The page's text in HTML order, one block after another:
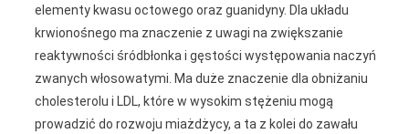
elementy kwasu octowego oraz guanidyny. Dla układu
krwionośnego ma znaczenie z uwagi na zwiększanie
reaktywności śródbłonka i gęstości występowania naczyń
zwanych włosowatymi. Ma duże znaczenie dla obniżaniu
cholesterolu i LDL, które w wysokim stężeniu mogą
prowadzić do rozwoju miażdżycy, a ta z kolei do zawału